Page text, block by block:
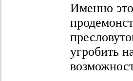
Именно
угробить